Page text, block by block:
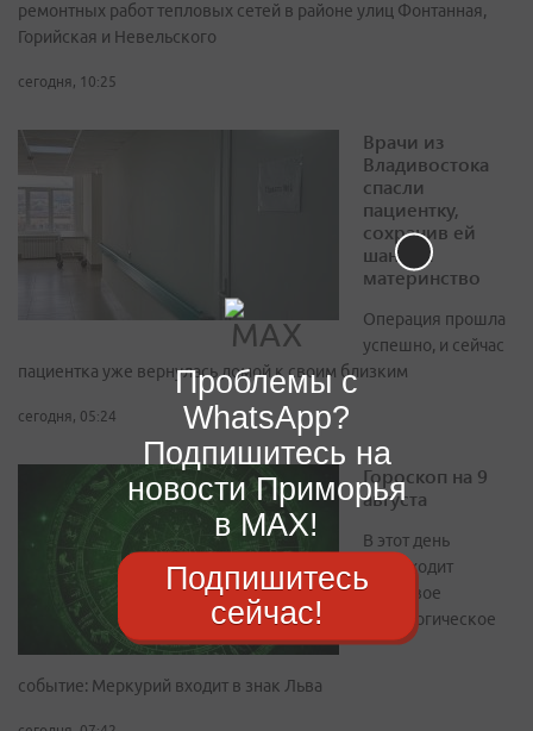
ремонтных работ тепловых сетей в районе улиц Фонтанная,
Горийская и Невельского
сегодня, 10:25
Врачи из
Владивостока
спасли
пациентку,
сохранив ей
шанс на
материнство
Операция прошла
успешно, и сейчас
пациентка уже вернулась домой к своим близким
сегодня, 05:24
Гороскоп на 9
августа
В этот день
происходит
ключевое
астрологическое
событие: Меркурий входит в знак Льва
Проблемы с
WhatsApp?
Подпишитесь на
новости Приморья
в MAX!
Подпишитесь
сейчас!